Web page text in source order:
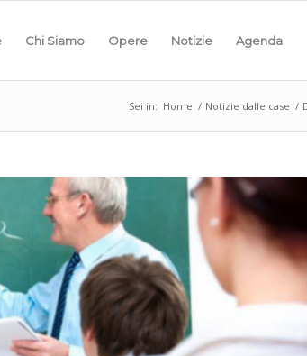
Chi Siamo Opere Notizie Agenda
Sei in: Home / Notizie dalle case /